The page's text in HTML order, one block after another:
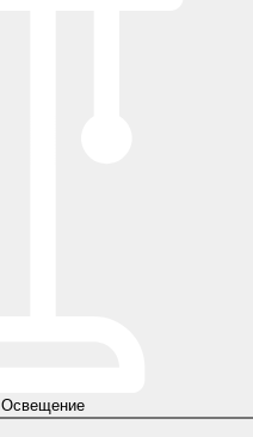
Освещение